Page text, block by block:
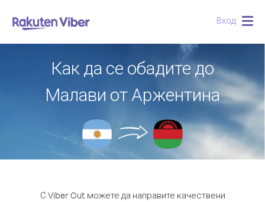
Вход
Как да се обадите до
Малави от Аржентина
С Viber Out можете да направите качествени